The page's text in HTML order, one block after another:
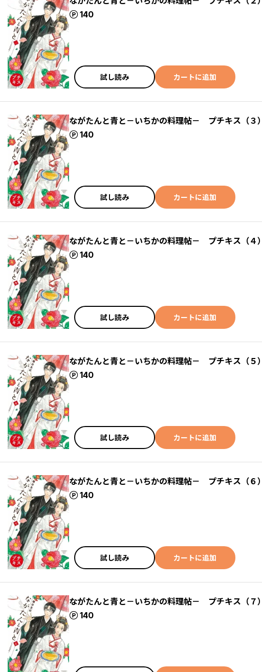
140
ポイント
試し読み カートに追加
ながたんと青と－いちかの料理帖－ プチキス（３）
140
ポイント
試し読み カートに追加
ながたんと青と－いちかの料理帖－ プチキス（４）
140
ポイント
試し読み カートに追加
ながたんと青と－いちかの料理帖－ プチキス（５）
140
ポイント
試し読み カートに追加
ながたんと青と－いちかの料理帖－ プチキス（６）
140
ポイント
試し読み カートに追加
ながたんと青と－いちかの料理帖－ プチキス（７）
140
ポイント